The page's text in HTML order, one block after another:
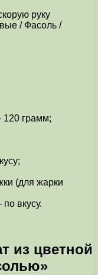
руку
/ Фасоль /
120 грамм;
(для жарки
вкусу.
из цветной